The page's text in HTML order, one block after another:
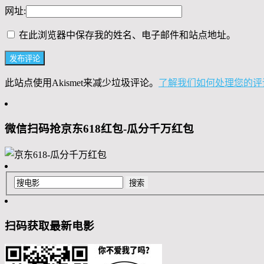
网址:
在此浏览器中保存我的姓名、电子邮件和站点地址。
此站点使用Akismet来减少垃圾评论。 了解我们如何处理您的
微信扫码抢京东618红包-瓜分千万红包
扫码获取最新电影